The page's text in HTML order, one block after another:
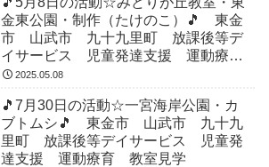
金東公園・制作（たけのこ）🎵 東金
市 山武市 九十九里町 放課後等デ
イサービス 児童発達支援 運動療
育 教室見学
2025.05.08
🎵7月30日の活動☆一宮海岸公園・カ
ブトムシ🎵 東金市 山武市 九十九
里町 放課後等デイサービス 児童発
達支援 運動療育 教室見学